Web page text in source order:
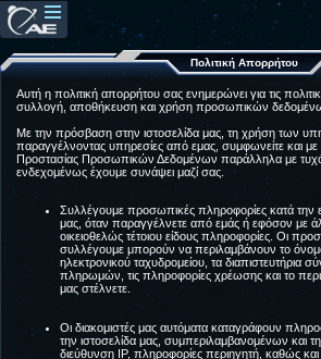
Πολιτική Απορρήτου
Αυτή η πολιτική απορρήτου σας ενημερώνει για τις
συλλογή, αποθήκευση και χρήση προσωπικών
Με την πρόσβαση στην ιστοσελίδα μας, τη χρήση των
παραγγέλνοντας υπηρεσίες από εμας, συμφωνείτε και με
Προστασίας Προσωπικών Δεδομένων παράλληλα με
ενδεχομένως έχουμε συνάψει μαζί σας.
Συλλέγουμε προσωπικές πληροφορίες κατά την
μας, όταν παραγγέλνετε από εμάς ή εφόσον με
οικειοθελώς τέτοιου είδους πληροφορίες. Οι
συλλέγουμε μπορούν να περιλαμβάνουν το
ηλεκτρονικού ταχυδρομείου, τα διαπιστευτήρια
πληρωμών, τις πληροφορίες χρέωσης και το
μας στέλνετε.
Οι διακομιστές μας αυτόματα καταγράφουν
την ιστοσελίδα μας, συμπεριλαμβανομένων και
διεύθυνση IP, πληροφορίες περιηγητή, καθώς